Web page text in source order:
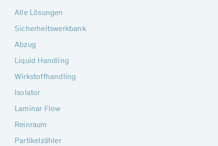
Alle Lösungen
Sicherheitswerkbank
Abzug
Liquid Handling
Wirkstoffhandling
Isolator
Laminar Flow
Reinraum
Partikelzähler